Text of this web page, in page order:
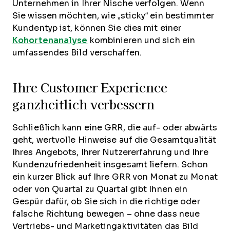
Unternehmen in Ihrer Nische verfolgen. Wenn
Sie wissen möchten, wie „sticky“ ein bestimmter
Kundentyp ist, können Sie dies mit einer
Kohortenanalyse kombinieren und sich ein
umfassendes Bild verschaffen.
Ihre Customer Experience
ganzheitlich verbessern
Schließlich kann eine GRR, die auf- oder abwärts
geht, wertvolle Hinweise auf die Gesamtqualität
Ihres Angebots, Ihrer Nutzererfahrung und Ihre
Kundenzufriedenheit insgesamt liefern. Schon
ein kurzer Blick auf Ihre GRR von Monat zu Monat
oder von Quartal zu Quartal gibt Ihnen ein
Gespür dafür, ob Sie sich in die richtige oder
falsche Richtung bewegen – ohne dass neue
Vertriebs- und Marketingaktivitäten das Bild